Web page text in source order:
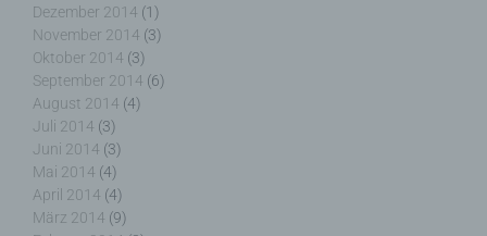
Dezember 2014 (1)
November 2014 (3)
Oktober 2014 (3)
September 2014 (6)
August 2014 (4)
Juli 2014 (3)
Juni 2014 (3)
Mai 2014 (4)
April 2014 (4)
März 2014 (9)
Verantwortlicher oder für die Verarbeitung
Verantwortlicher ist die natürliche oder juristische
Person, Behörde, Einrichtung oder andere Stelle,
die allein oder gemeinsam mit anderen über die
Zwecke und Mittel der Verarbeitung von
personenbezogenen Daten entscheidet. Sind die
Zwecke und Mittel dieser Verarbeitung durch das
Unionsrecht oder das Recht der Mitgliedstaaten
vorgegeben, so kann der Verantwortliche
beziehungsweise können die bestimmten Kriterien
seiner Benennung nach dem Unionsrecht oder